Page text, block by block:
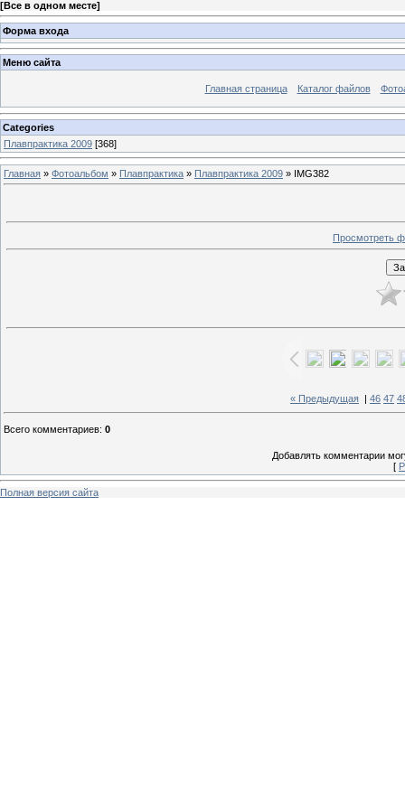
[Все в одном месте]
Форма входа
Меню сайта
Главная страница Каталог файлов
Categories
Плавпрактика 2009 [368]
Главная » Фотоальбом » Плавпрактика » Плавпрактика 2009 » IMG382
Просмотреть
« Предыдущая 46 47
Всего комментариев: 0
Добавлять комментарии
[
Полная версия сайта